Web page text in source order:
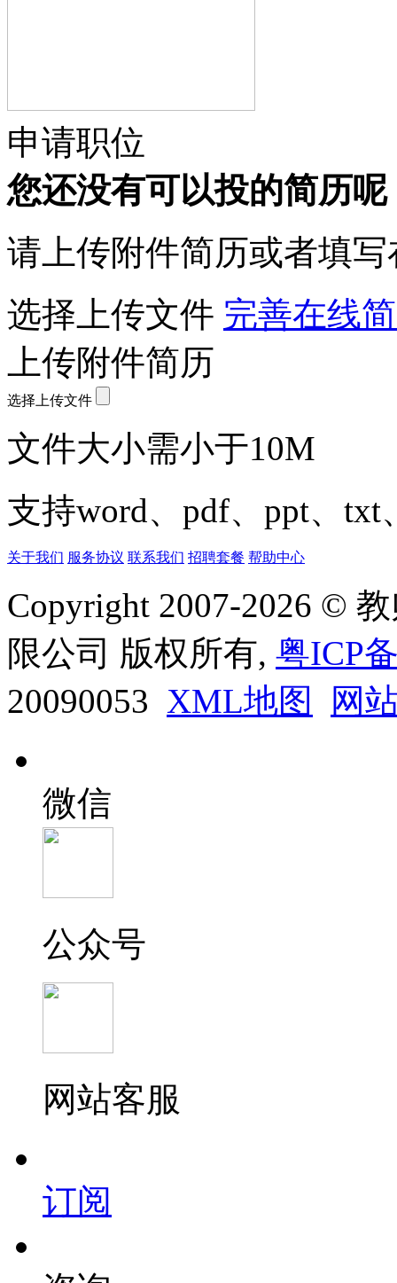
申请职位
您还没有可以投的简历呢
请上传附件简历或者填
选择上传文件 完善在线
上传附件简历
选择上传文件
文件大小需小于10M
支持word、pdf、ppt、txt
关于我们 服务协议 联系我们 招聘套餐 帮助中心
Copyright 2007-2026 ©
限公司 版权所有, 粤ICP
20090053 XML地图 网
微信
公众号
网站客服
订阅